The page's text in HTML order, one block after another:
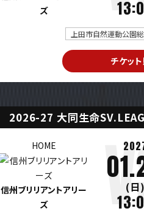
ズ
上田市自然運動公園
チケッ
2026-27 大同生命
HOME
信州ブリリアントアリー
ズ
(日)